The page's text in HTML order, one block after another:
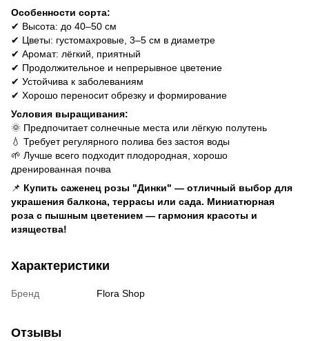
Особенности сорта:
✔ Высота: до 40–50 см
✔ Цветы: густомахровые, 3–5 см в диаметре
✔ Аромат: лёгкий, приятный
✔ Продолжительное и непрерывное цветение
✔ Устойчива к заболеваниям
✔ Хорошо переносит обрезку и формирование
Условия выращивания:
🌞 Предпочитает солнечные места или лёгкую полутень
💧 Требует регулярного полива без застоя воды
🌱 Лучше всего подходит плодородная, хорошо
дренированная почва
📌 Купить саженец розы "Динки" — отличный выбор для
украшения балкона, террасы или сада. Миниатюрная
роза с пышным цветением — гармония красоты и
изящества!
Характеристики
Бренд Flora Shop
Отзывы